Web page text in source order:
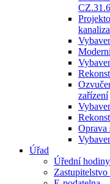
zařízení
Oprava
Úřad
Úřední hodiny
Zastupitelstvo